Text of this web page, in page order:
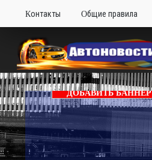
Контакты Общие правила
ДОБАВИТЬ БАННЕР